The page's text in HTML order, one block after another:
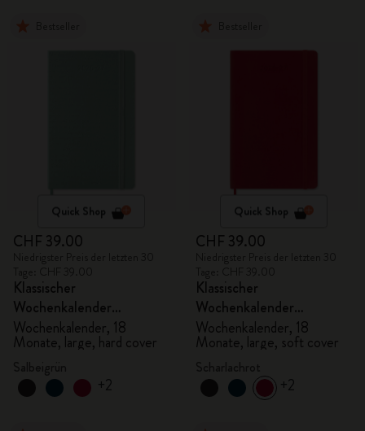
Quick Shop
CHF 39.00
Klassischer
Wochenkalender
2026/2027
Wochenkalender, 18
Monate, large, hard cover
+2
Quick Shop
CHF 39.00
Klassischer
Wochenkalender
2026/2027
Wochenkalender, 18
Monate, large, soft cover
+2